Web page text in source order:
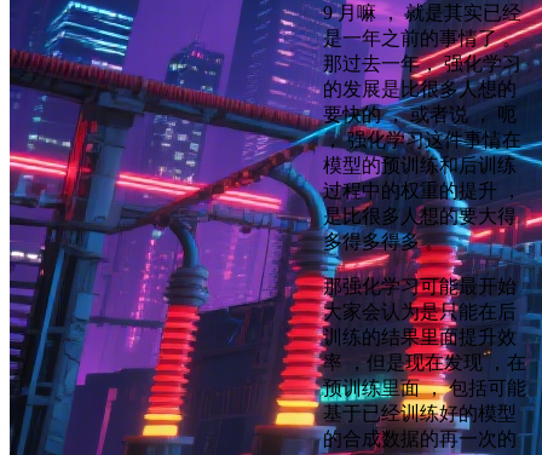
9 月嘛 ， 就是其实已经
是一年之前的事情了 。
那过去一年， 强化学习
的发展是比很多人想的
要快的 ， 或者说 ， 呃
， 强化学习这件事情在
模型的预训练和后训练
过程中的权重的提升 ，
是比很多人想的要大得
多得多得多 。
那强化学习可能最开始
大家会认为是只能在后
训练的结果里面提升效
率 ，但是现在发现 ，在
预训练里面 ， 包括可能
基于已经训练好的模型
的合成数据的再一次的